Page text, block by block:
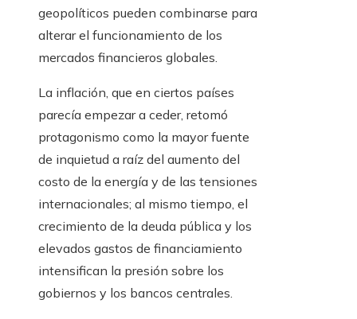
geopolíticos pueden combinarse para
alterar el funcionamiento de los
mercados financieros globales.
La inflación, que en ciertos países
parecía empezar a ceder, retomó
protagonismo como la mayor fuente
de inquietud a raíz del aumento del
costo de la energía y de las tensiones
internacionales; al mismo tiempo, el
crecimiento de la deuda pública y los
elevados gastos de financiamiento
intensifican la presión sobre los
gobiernos y los bancos centrales.